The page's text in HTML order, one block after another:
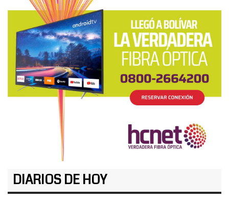
DIARIOS DE HOY